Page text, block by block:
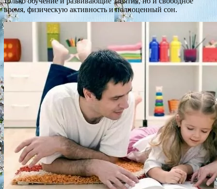
время, физическую активность и полноценный сон.